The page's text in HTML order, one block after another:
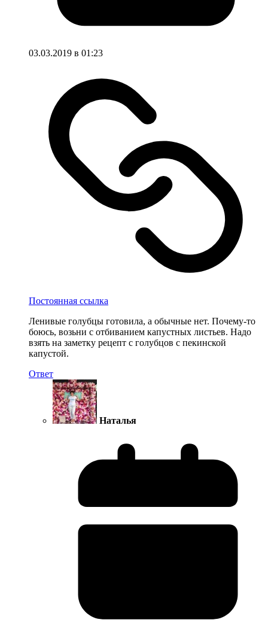
03.03.2019 в 01:23
Постоянная ссылка
Ленивые голубцы готовила, а обычные нет. Почему-то
боюсь, возьни с отбиванием капустных листьев. Надо
взять на заметку рецепт с голубцов с пекинской
капустой.
Ответ
Наталья